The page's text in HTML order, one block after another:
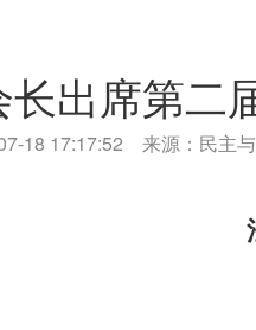
长出席第二
18 17:17:52 来源：民主